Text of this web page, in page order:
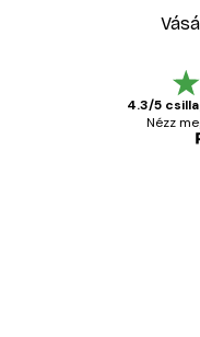
4.3/5
Nézz